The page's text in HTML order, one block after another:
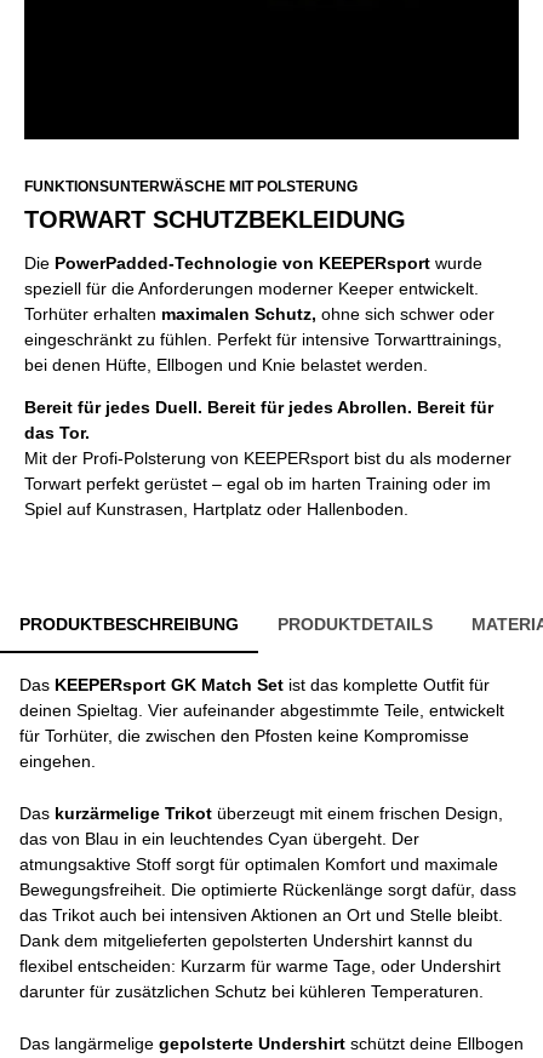
FUNKTIONSUNTERWÄSCHE MIT POLSTERUNG
TORWART SCHUTZBEKLEIDUNG
Die PowerPadded-Technologie von KEEPERsport wurde
speziell für die Anforderungen moderner Keeper entwickelt.
Torhüter erhalten maximalen Schutz, ohne sich schwer oder
eingeschränkt zu fühlen. Perfekt für intensive Torwarttrainings,
bei denen Hüfte, Ellbogen und Knie belastet werden.
Bereit für jedes Duell. Bereit für jedes Abrollen. Bereit für
das Tor.
Mit der Profi-Polsterung von KEEPERsport bist du als moderner
Torwart perfekt gerüstet – egal ob im harten Training oder im
Spiel auf Kunstrasen, Hartplatz oder Hallenboden.
PRODUKTBESCHREIBUNG PRODUKTDETAILS
Das KEEPERsport GK Match Set ist das komplette Outfit für
deinen Spieltag. Vier aufeinander abgestimmte Teile, entwickelt
für Torhüter, die zwischen den Pfosten keine Kompromisse
eingehen.
Das kurzärmelige Trikot überzeugt mit einem frischen Design,
das von Blau in ein leuchtendes Cyan übergeht. Der
atmungsaktive Stoff sorgt für optimalen Komfort und maximale
Bewegungsfreiheit. Die optimierte Rückenlänge sorgt dafür, dass
das Trikot auch bei intensiven Aktionen an Ort und Stelle bleibt.
Dank dem mitgelieferten gepolsterten Undershirt kannst du
flexibel entscheiden: Kurzarm für warme Tage, oder Undershirt
darunter für zusätzlichen Schutz bei kühleren Temperaturen.
Das langärmelige gepolsterte Undershirt schützt deine Ellbogen